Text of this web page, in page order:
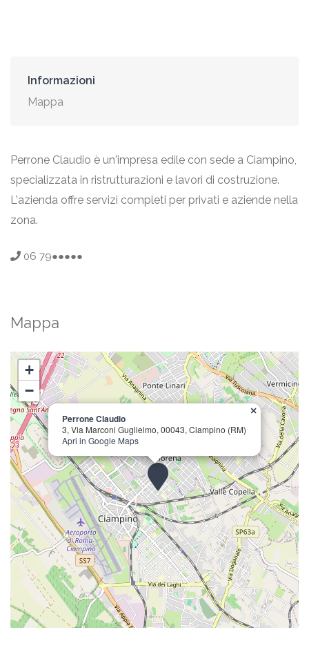
Informazioni
Mappa
Perrone Claudio è un'impresa edile con sede a Ciampino,
specializzata in ristrutturazioni e lavori di costruzione.
L'azienda offre servizi completi per privati e aziende nella
zona.
06 79●●●●●
Mappa
Perrone Claudio
3, Via Marconi Guglielmo, 00043, Ciampino (RM)
Apri in Google Maps
×
+
−